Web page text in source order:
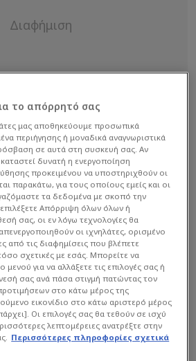
το απόρρητό σας
μας αποθηκεύουμε προσωπικά
περιήγησης ή μοναδικά αναγνωριστικά
σε αυτά στη συσκευή σας. Αν
δυνατή η ενεργοποίηση
προκειμένου να υποστηριχθούν οι
παρακάτω, για τους οποίους εμείς και οι
τα δεδομένα με σκοπό την
Απόρριψη όλων όλων ή
σας, οι εν λόγω τεχνολογίες θα
οι ιχνηλάτες, ορισμένο
από τις διαφημίσεις που βλέπετε
σχετικές με εσάς. Μπορείτε να
μενού για να αλλάξετε τις επιλογές σας ή
σας ανά πάσα στιγμή πατώντας τον
στο κάτω μέρος της
εικονίδιο στο κάτω αριστερό μέρος
Οι επιλογές σας θα τεθούν σε ισχύ
λεπτομέρειες ανατρέξτε στην
Περισσότερες πληροφορίες σχετικά